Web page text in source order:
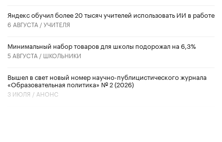
​Яндекс обучил более 20 тысяч учителей использовать ИИ в работе
6 АВГУСТА /УЧИТЕЛЯ
Минимальный набор товаров для школы подорожал на 6,3%
5 АВГУСТА / ШКОЛЬНИКИ
Вышел в свет новый номер научно-публицистического журнала
«Образовательная политика» № 2 (2026)
3 ИЮЛЯ / АНОНС